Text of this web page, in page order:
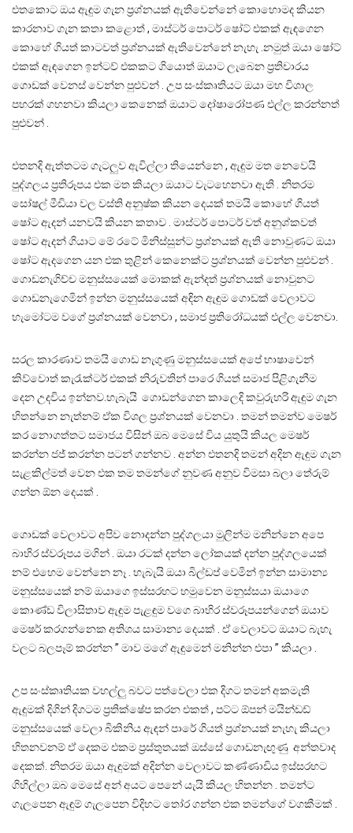
එතකොට ඔය ඇඳුම ගැන ප්‍රශ්නයක් ඇතිවෙන්නේ කොහොමද කියන
කාරනාව ගැන කතා කළොත් , මාස්ටර් පොටර් ෂෝට් එකක් ඇඳගෙන
කොහේ ගියත් කාටවත් ප්‍රශ්නයක් ඇතිවෙන්නේ නැහැ .නමුත් ඔයා ෂෝට්
එකක් ඇඳගෙන ඉන්ටව් එකකට ගියොත් ඔයාට ලැබෙන ප්‍රතිචාරය
ගොඩක් වෙනස් වෙන්න පුළුවන් . උප සංස්කෘතියට ඔයා මහ විශාල
පහරක් ගහනවා කියලා කෙනෙක් ඔයාට දෝෂාරෝපණ එල්ල කරන්නත්
පුළුවන් .
එතනදි ඇත්තටම ගැටලුව ඇවිල්ලා තියෙන්නෙ , ඇඳුම මත නෙවෙයි
පුද්ගලය ප්‍රතිරූපය එක මත කියලා ඔයාට වැටහෙනවා ඇති . නිතරම
සෝෂල් මීඩියා වල වස්ති අනුෂ්ක කියන දෙයක් තමයි කොහේ ගියත්
ෂෝට ඇදන් යනවයි කියන කතාව . මාස්ටර් පොටර් වත් අනුශ්කවත්
ෂෝට ඇදන් ගියාට මේ රටේ මිනිස්සුන්ට ප්‍රශ්නයක් ඇති නොවුණට ඔයා
ෂෝට ඇදගෙන යන එක තුළින් කෙනෙක්ට ප්‍රශ්නයක් වෙන්න පුළුවන් .
ගොඩනැගිච්ච මනුස්සයෙක් මොකක් ඇන්දත් ප්‍රශ්නයක් නොවුනට
ගොඩනැගෙමින් ඉන්න මනුස්සයෙක් අඳින ඇඳුම ගොඩක් වෙලාවට
හැමෝටම වගේ ප්‍රශ්නයක් වෙනවා , සමාජ ප්‍රතිරෝධයක් එල්ල වෙනවා.
සරල කාරණාව තමයි ගොඩ නැගුණු මනුස්සයෙක් අපේ භාෂාවෙන්
කිව්වොත් කැරැක්ටර් එකක් නිරුවතින් පාරෙ ගියත් සමාජ පිළිගැනීම
දෙන උදවිය ඉන්නව.හැබැයි ගොඩන්ගෙන කාලෙදි කවුරුහරි ඇඳුම ගැන
හිතන්නෙ නැත්නම් ඒක විශල ප්‍රශ්නයක් වෙනවා . තමන් තමන්ව මෙෂර්
කර නොගත්තට සමාජය විසින් ඔබ මෙසේ විය යුතුයි කියල මෙෂර්
කරන්න ජජ් කරන්න පටන් ගන්නව . අන්න එතනදි තමන් අදින ඇඳුම ගැන
සැළකිල්මත් වෙන එක තම තමන්ගේ නුවණ අනුව විමසා බලා තේරුම්
ගන්න ඕන දෙයක් .
ගොඩක් වෙලාවට අපිව නොදන්න පුද්ගලයා මුලින්ම මනින්නෙ අපෙ
බාහිර ස්වරූපය මගින් . ඔයා රටක් දන්න ලෝකයක් දන්න පුද්ගලයෙක්
නම් එහෙම වෙන්නෙ නෑ . හැබැයි ඔයා බිල්ඩප් වෙමින් ඉන්න සාමාන්‍ය
මනුස්සයෙක් නම් ඔයාගෙ ඉස්සරහට හමුවෙන මනුස්සයා ඔයාගෙ
කොණ්ඩ විලාසිතාව ඇඳුම පැළඳුම වගෙ බාහිර ස්වරූපයන්ගෙන් ඔයාව
මෙෂර් කරගන්නෙක අතිශය සාමාන්‍ය දෙයක් . ඒ වෙලාවට ඔයාට බැහැ
වලට බලපෑම් කරන්න ” මාව මගේ ඇඳුමෙන් මනින්න එපා ” කියලා .
උප සංස්කෘතියක වහල්ලු බවට පත්වෙලා එක දිගට තමන් අකමැති
ඇඳුමක් දිගින් දිගටම ප්‍රතික්ෂේප කරන එකත් , පට්ට ඕපන් මයින්ඩඩ්
මනුස්සයෙක් වෙලා බිකිනිය ඇඳන් පාරේ ගියත් ප්‍රශ්නයක් නැහැ කියලා
හිතනවනම් ඒ දෙකම එකම ප්‍රස්තුතයක් ඔස්සේ ගොඩනැඟුණු අන්තවාද
දෙකක්. නිතරම ඔයා ඇඳුමක් අදින්න වෙලාවට කණ්ණාඩිය ඉස්සරහට
ගිහිල්ලා ඔබ මෙසේ අන් අයට පෙනේ යැයි කියල හිතන්න . තමන්ට
ගැලපෙන ඇඳුම් ගැලපෙන විදිහට තෝර ගන්න එක තමන්ගේ වගකීමක් .